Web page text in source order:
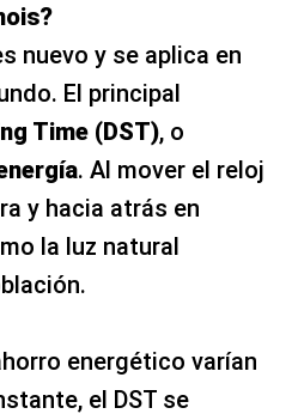
nuevo y se aplica en
El principal
Time (DST), o
. Al mover el reloj
y hacia atrás en
la luz natural
energético varían
el DST se